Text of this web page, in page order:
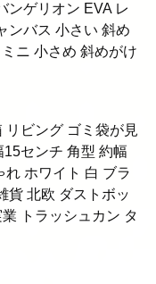
ンゲリオン EVA レ
ンバス 小さい 斜め
ニ 小さめ 斜めがけ
リビング ゴミ袋が見
センチ 角型 約幅
ホワイト 白 ブラ
貨 北欧 ダストボッ
トラッシュカン タ